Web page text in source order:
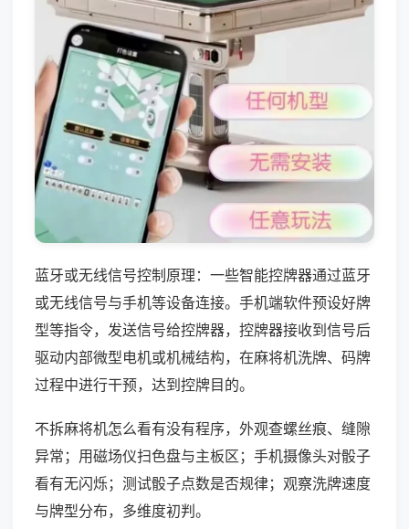
蓝牙或无线信号控制原理：一些智能控牌器通过蓝牙
或无线信号与手机等设备连接。手机端软件预设好牌
型等指令，发送信号给控牌器，控牌器接收到信号后
驱动内部微型电机或机械结构，在麻将机洗牌、码牌
过程中进行干预，达到控牌目的。
不拆麻将机怎么看有没有程序，外观查螺丝痕、缝隙
异常；用磁场仪扫色盘与主板区；手机摄像头对骰子
看有无闪烁；测试骰子点数是否规律；观察洗牌速度
与牌型分布，多维度初判。